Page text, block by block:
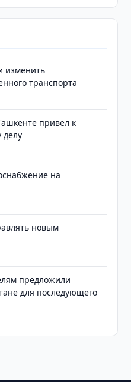
изменить
транспорта
привел к
делу
на
новым
предложили
для последующего